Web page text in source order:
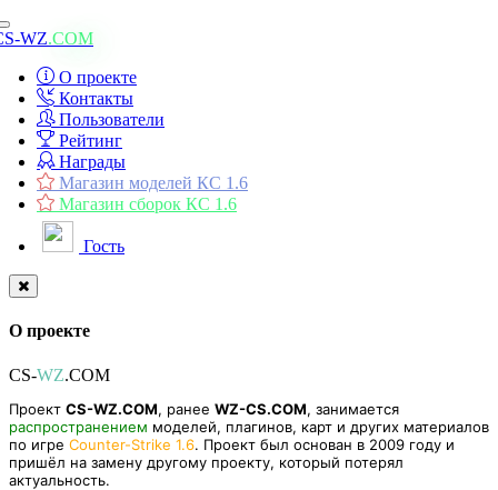
Toggle
navigation
WZ.COM
О проекте
Контакты
Пользователи
Рейтинг
Награды
Магазин моделей КС 1.6
Магазин сборок КС 1.6
Гость
О проекте
CS-WZ.COM
Проект CS-WZ.COM, ранее WZ-CS.COM, занимается
распространением моделей, плагинов, карт и других материалов
по игре Counter-Strike 1.6. Проект был основан в 2009 году и
пришёл на замену другому проекту, который потерял
актуальность.